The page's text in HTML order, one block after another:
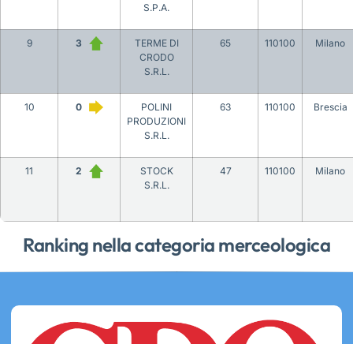
Ranking nella categoria merceologica
S.P.A.
9 3
TERME DI
CRODO
S.R.L.
65 110100 Milano
10 0
POLINI
PRODUZIONI
S.R.L.
63 110100 Brescia
11 2
STOCK
S.R.L.
47 110100 Milano